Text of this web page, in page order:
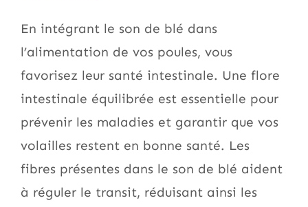
En intégrant le son de blé dans
l’alimentation de vos poules, vous
favorisez leur santé intestinale. Une flore
intestinale équilibrée est essentielle pour
prévenir les maladies et garantir que vos
volailles restent en bonne santé. Les
fibres présentes dans le son de blé aident
à réguler le transit, réduisant ainsi les